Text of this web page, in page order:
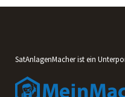
SatAnlagenMacher ist ein